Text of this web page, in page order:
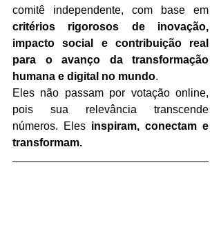
critérios rigorosos de inovação,
impacto social e contribuição real
para o avanço da transformação
humana e digital no mundo.
Eles não passam por votação online,
pois sua relevância transcende
números. Eles inspiram, conectam e
transformam.